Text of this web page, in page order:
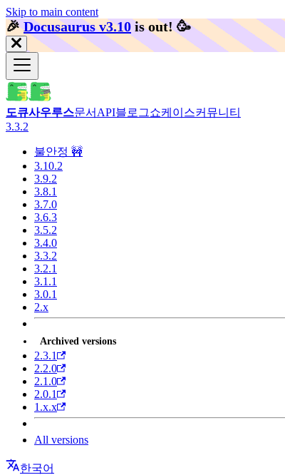
Skip to main content
🎉️Docusaurus v3.10 is out! 🥳️
도큐사우루스문서 API블로그쇼케이스커뮤니티
3.3.2
불안정 🚧
3.10.2
3.9.2
3.8.1
3.7.0
3.6.3
3.5.2
3.4.0
3.3.2
3.2.1
3.1.1
3.0.1
2.x
Archived versions
2.3.1
2.2.0
2.1.0
2.0.1
1.x.x
All versions
한국어